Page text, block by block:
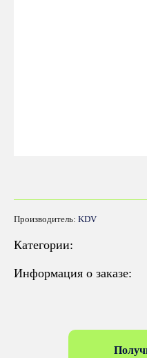
Производитель:KDV
Категории:
Информация о заказе: